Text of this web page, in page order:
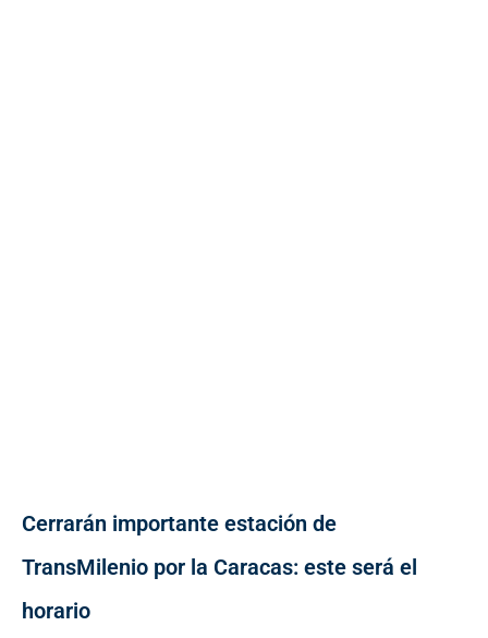
Cerrarán importante estación de
TransMilenio por la Caracas: este será el
horario